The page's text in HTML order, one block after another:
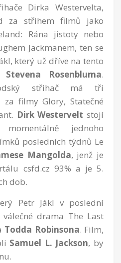
Dirka Westervelta,
za střihem filmů jako
Rána jistoty nebo
Jackmanem, ten se
který už dříve na tento
Stevena Rosenbluma.
střihač má tři
za filmy Glory, Statečné
Dirk Westervelt stojí
jednoho
posledních týdnů Le
Mangolda, jenž je
csfd.cz 93% a je 5.
dob.
Petr Jákl v poslední
drama The Last
Todda Robinsona. Film,
Samuel L. Jackson, by